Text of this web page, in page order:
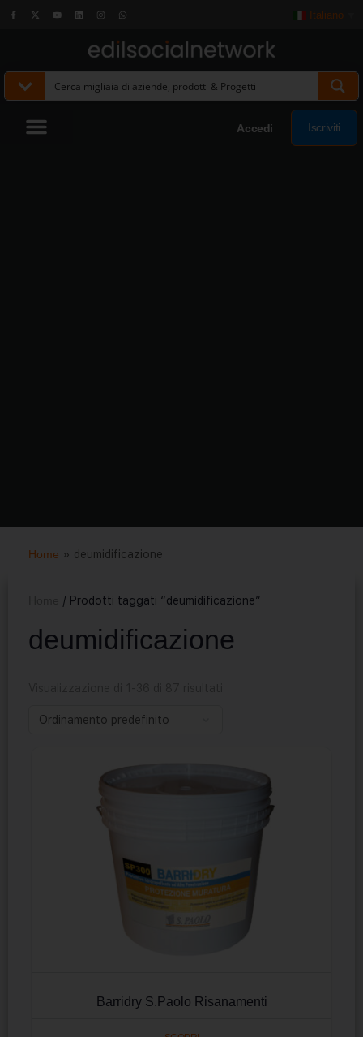
Italiano
Accedi Iscriviti
Home » deumidificazione
/ Prodotti taggati “deumidificazione”
deumidificazione
Barridry S.Paolo Risanamenti